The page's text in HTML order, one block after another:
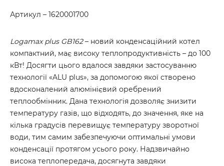
Артикул – 1620001700
Logamax plus GB162– новий конденсаційний котел
компактний, має високу теплопродуктивність – до 100
кВт! Досягти цього вдалося завдяки застосуванню
технології «ALU plus», за допомогою якої створено
вдосконалений алюмінієвий оребрений
теплообмінник. Дана технологія дозволяє знизити
температуру газів, що відходять, до значення, яке на
кілька градусів перевищує температуру зворотної
води, тим самим забезпечуючи оптимальні умови
конденсації протягом усього року. Надзвичайно
висока теплопередача, досягнута завдяки